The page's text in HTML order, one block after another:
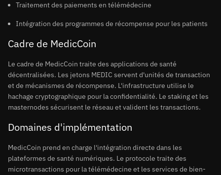
Traitement des paiements en télémédecine
Intégration des programmes de récompense pour les patients
Cadre de MedicCoin
Le cadre de MedicCoin traite des applications de santé
décentralisées. Les jetons MEDIC servent d'unités de transaction
et de mécanismes de récompense. L'infrastructure utilise le
hachage cryptographique pour la confidentialité. Le staking et les
masternodes sécurisent le réseau et valident les transactions.
Domaines d'implémentation
MedicCoin prend en charge l'intégration directe dans les
plateformes de santé numériques. Le protocole traite des
microtransactions pour la télémédecine et les services de bien-